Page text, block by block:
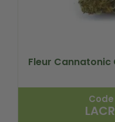
Fleur Cannatonic
Code